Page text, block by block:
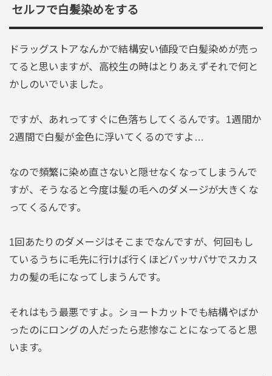
セルフで白髪染めをする
ドラッグストアなんかで結構安い値段で白髪染めが売っ
てると思いますが、高校生の時はとりあえずそれで何と
かしのいでいました。
ですが、あれってすぐに色落ちしてくるんです。1週間か
2週間で白髪が金色に浮いてくるのですよ…
なので頻繁に染め直さないと隠せなくなってしまうんで
すが、そうなると今度は髪の毛へのダメージが大きくな
ってくるんです。
1回あたりのダメージはそこまでなんですが、何回もし
ているうちに毛先に行けば行くほどパッサパサでスカス
カの髪の毛になってしまうんです。
それはもう最悪ですよ。ショートカットでも結構やばか
ったのにロングの人だったら悲惨なことになってると思
います。